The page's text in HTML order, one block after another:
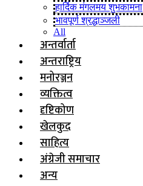
हार्दिक मंगलमय शुभकामना
भावपूर्ण श्रद्धाञ्जली
All
अन्तर्वार्ता
अन्तराष्ट्रिय
मनोरञ्जन
व्यक्तित्व
दृष्टिकोण
खेलकुद
साहित्य
अंग्रेजी समाचार
अन्य